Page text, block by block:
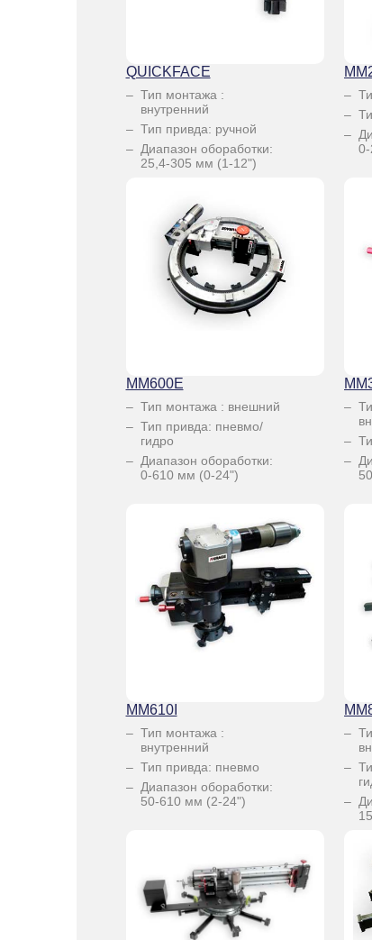
QUICKFACE
Тип монтажа :
внутренний
Тип привда: ручной
Диапазон обоработки:
25,4-305 мм (1-12")
MM600E
Тип монтажа : внешний
Тип привда: пневмо/
гидро
Диапазон обоработки:
0-610 мм (0-24")
MM610I
Тип монтажа :
внутренний
Тип привда: пневмо
Диапазон обоработки:
50-610 мм (2-24")